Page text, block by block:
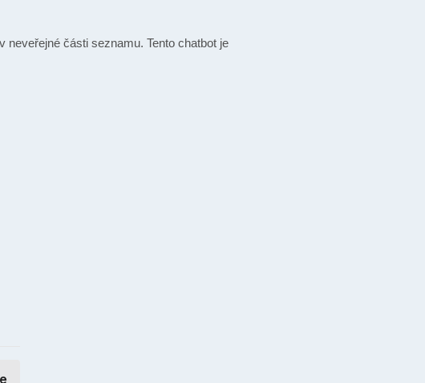
části seznamu. Tento chatbot je